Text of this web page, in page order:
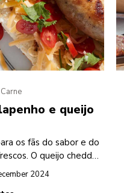
e queijo
os fãs do sabor e do
O queijo cheddar
receita, tornando-a
2024